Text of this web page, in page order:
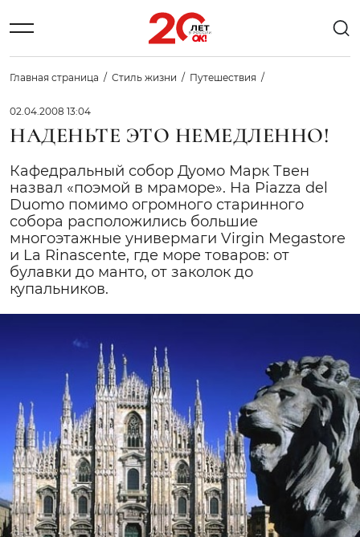
Главная страница Стиль жизни Путешествия
02.04.2008 13:04
НАДЕНЬТЕ ЭТО НЕМЕДЛЕННО!
Кафедральный собор Дуомо Марк Твен
назвал «поэмой в мраморе». На Piazza del
Duomo помимо огромного старинного
собора расположились большие
многоэтажные универмаги Virgin Megastore
и La Rinascente, где море товаров: от
булавки до манто, от заколок до
купальников.